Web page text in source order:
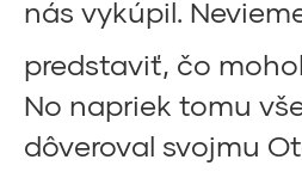
nás vykúpil.
predstaviť, čo
No napriek tomu
dôveroval svojmu